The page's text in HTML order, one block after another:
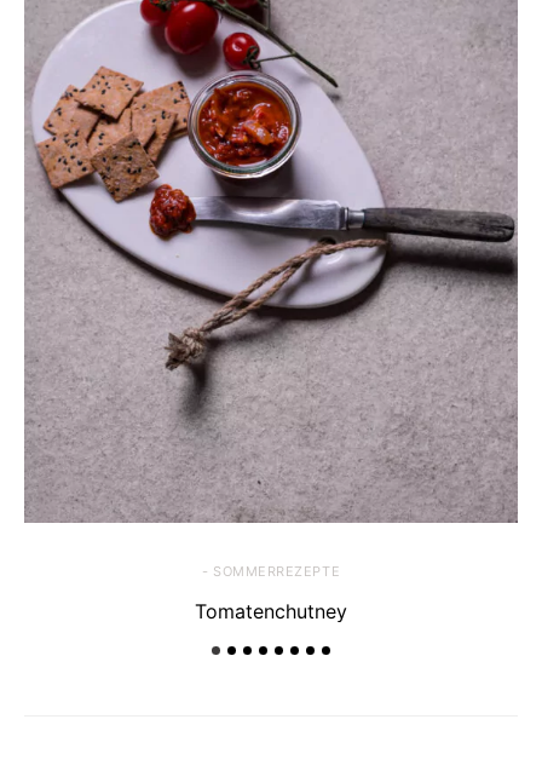
- SOMMERREZEPTE
Tomatenchutney